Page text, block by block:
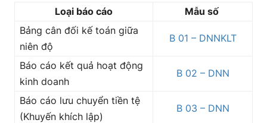
Loại báo cáo
Mẫu số
Bảng cân đối kế toán giữa
niên độ
B 01 – DNNKLT
Báo cáo kết quả hoạt động
kinh doanh
B 02 – DNN
Báo cáo lưu chuyển tiền tệ
(Khuyến khích lập)
B 03 – DNN